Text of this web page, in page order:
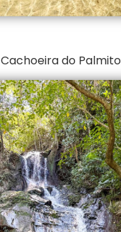
Cachoeira do Palmito